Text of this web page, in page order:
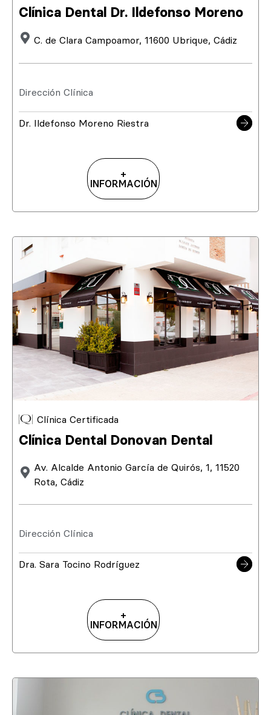
Clínica Dental Dr. Ildefonso Moreno
C. de Clara Campoamor, 11600 Ubrique, Cádiz
Dirección Clínica
Dr. Ildefonso Moreno Riestra
+
INFORMACIÓN
Clínica Certificada
Clínica Dental Donovan Dental
Av. Alcalde Antonio García de Quirós, 1, 11520
Rota, Cádiz
Dirección Clínica
Dra. Sara Tocino Rodríguez
+
INFORMACIÓN